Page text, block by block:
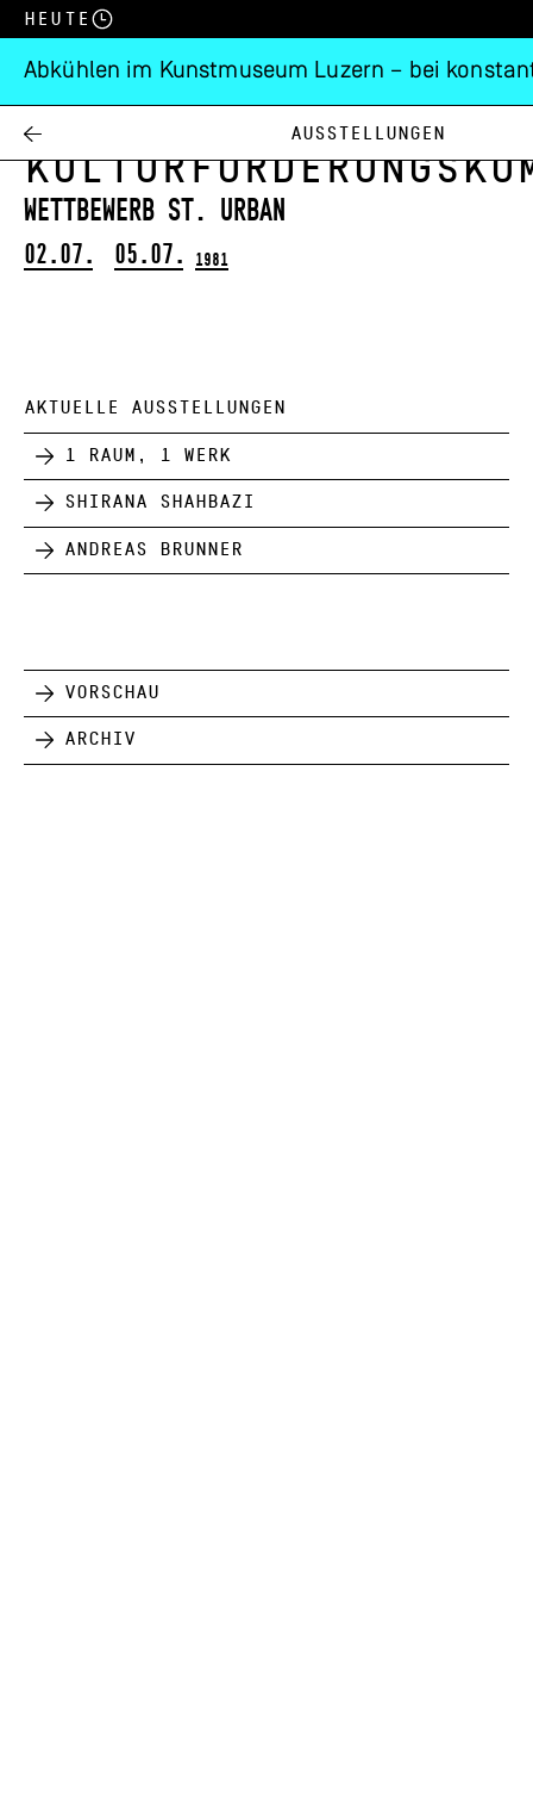
Heute
Abkühlen im Kunstmuseum Luzern – bei
Ausstellungen
Kantonale
Wettbewerb St. Urban
02.07. 05.07. 1981
AKTUELLE AUSSTELLUNGEN
1 Raum, 1 Werk
Shirana Shahbazi
Andreas Brunner
Vorschau
Archiv